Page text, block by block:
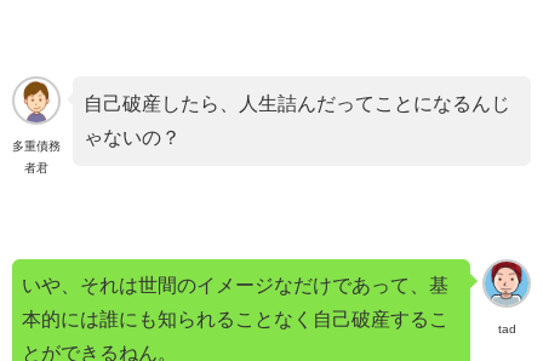
多重債務
者君
自己破産したら、人生詰んだってことになるんじ
ゃないの？
tad
いや、それは世間のイメージなだけであって、基
本的には誰にも知られることなく自己破産するこ
とができるねん。